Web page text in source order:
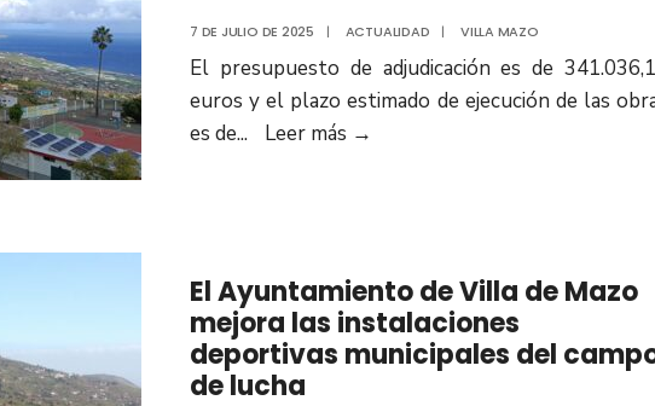
7 DE JULIO DE 2025 | ACTUALIDAD | VILLA MAZO
El presupuesto de adjudicación es de
euros y el plazo estimado de ejecución de las
es de... Leer más →
El Ayuntamiento de Villa de Mazo
mejora las instalaciones
deportivas municipales del
de lucha